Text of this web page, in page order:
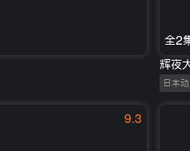
全2
辉夜
日本
9.3